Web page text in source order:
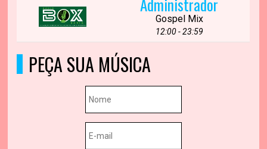
Administrador
Gospel Mix
12:00 - 23:59
PEÇA SUA MÚSICA